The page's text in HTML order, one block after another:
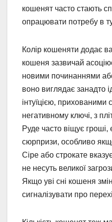
кошенят часто стають
опрацювати потребу в
Колір кошеняти додає
кошеня зазвичай
новими починаннями
воно виглядає занадто
інтуїцією, прихованими
негативному ключі, з
Руде часто віщує гроші,
сюрпризи, особливо
Сіре або строкате
не несуть великої
Якщо уві сні кошеня
сигналізувати про